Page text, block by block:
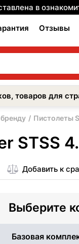
в
Отзывы
товаров для
Пистолеты
STSS
Добавить к
Выберите
Базовая